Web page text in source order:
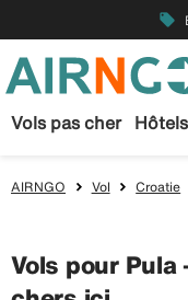
local_offer
Vols pas cher Hôtels
AIRNGO Vol Croatie
Vols pour Pula